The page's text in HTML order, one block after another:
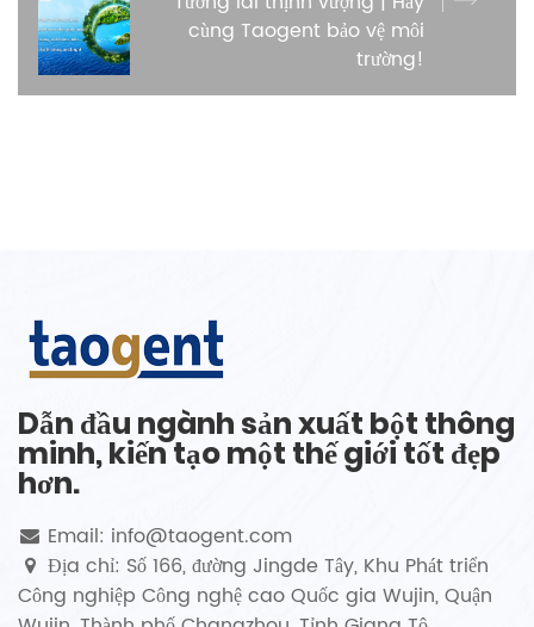
cùng Taogent bảo vệ môi
trường!
Dẫn đầu ngành sản xuất bột thông
minh, kiến ​​tạo một thế giới tốt đẹp
hơn.
Email: info@taogent.com
Địa chỉ: Số 166, đường Jingde Tây, Khu Phát triển
Công nghiệp Công nghệ cao Quốc gia Wujin, Quận